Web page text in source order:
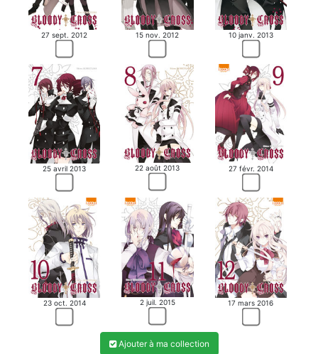
27 sept. 2012 15 nov. 2012 10 janv. 2013
25 avril 2013 22 août 2013 27 févr. 2014
23 oct. 2014 2 juil. 2015 17 mars 2016
Ajouter à ma collection